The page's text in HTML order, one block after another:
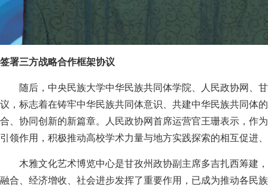
签署三方战略合作框架协议
随后，中央民族大学中华民族共同体学院、人民政协网、
议，标志着在铸牢中华民族共同体意识、共建中华民族共同体
合、协同创新的新篇章。人民政协网首席运营官王珊表示，作
引领作用，积极推动高校学术力量与地方实践探索的相互促进
木雅文化艺术博览中心是甘孜州政协副主席多吉扎西筹建
融合、经济增收、社会进步发挥了重要作用，已成为推动各民